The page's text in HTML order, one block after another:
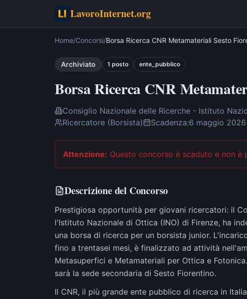
LavoroInternet.org
Home/Concorsi/Borsa Ricerca CNR Metamateriali Sesto
Archiviato 1 posto ente_pubblico
Borsa Ricerca CNR
Consiglio Nazionale delle Ricerche - Istituto
Ricercatore (Borsista)
Scadenza:6 maggio 2026
Attenzione: Questo concorso è scaduto e non è
Descrizione del Concorso
Prestigiosa opportunità per giovani ricercatori: il
l'Istituto Nazionale di Ottica (INO) di Firenze, ha
una borsa di ricerca per un borsista junior.
fino a trentasei mesi, è finalizzato ad attività
Metasuperfici e Metamateriali per Ottica e
sarà la sede secondaria di Sesto Fiorentino.
Il CNR, il più grande ente pubblico di ricerca in